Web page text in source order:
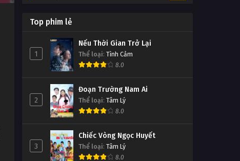
Top phim lẻ
1
Nếu Thời Gian Trở Lại
Thể loại: Tình Cảm
8.0
2
Đoạn Trường Nam Ai
Thể loại: Tâm Lý
8.0
3
Chiếc Vòng Ngọc Huyết
Thể loại: Tâm Lý
8.0